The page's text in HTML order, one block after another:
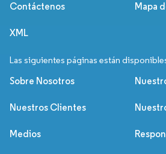
Contáctenos Mapa
XML
Las siguientes páginas están
Sobre Nosotros
Nuestros Clientes
Medios